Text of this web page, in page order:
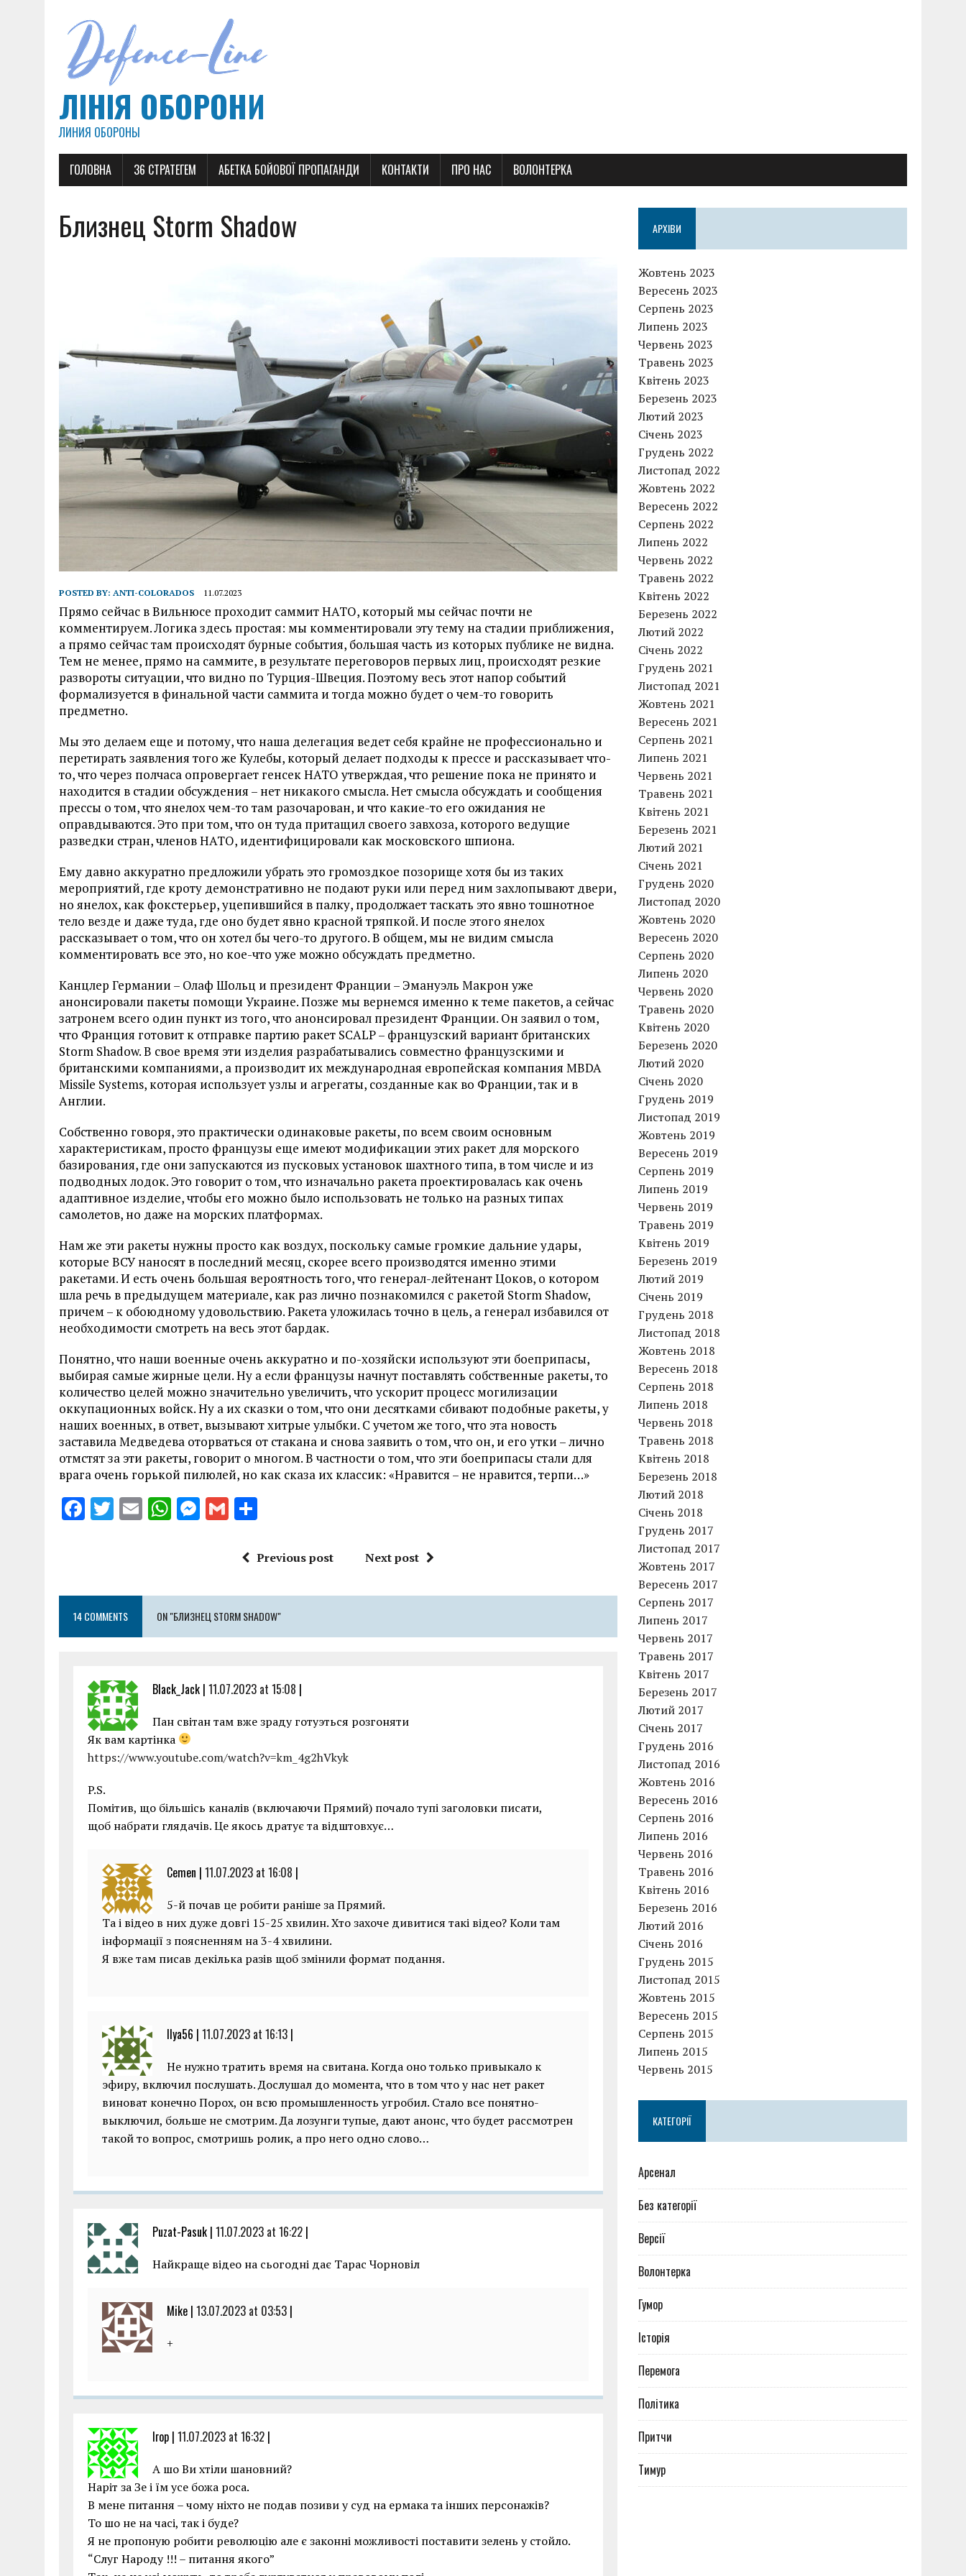
ЛІНІЯ ОБОРОНИ
ЛИНИЯ ОБОРОНЫ
ГОЛОВНА 36 СТРАТЕГЕМ АБЕТКА БОЙОВОЇ ПРОПАГАНДИ КОНТАКТИ ПРО НАС ВОЛОНТЕРКА
Близнец Storm Shadow
POSTED BY: ANTI-COLORADOS 11.07.2023
Прямо сейчас в Вильнюсе проходит саммит НАТО, который мы сейчас почти не
комментируем. Логика здесь простая: мы комментировали эту тему на стадии приближения,
а прямо сейчас там происходят бурные события, большая часть из которых публике не видна.
Тем не менее, прямо на саммите, в результате переговоров первых лиц, происходят резкие
развороты ситуации, что видно по Турция-Швеция. Поэтому весь этот напор событий
формализуется в финальной части саммита и тогда можно будет о чем-то говорить
предметно.
Мы это делаем еще и потому, что наша делегация ведет себя крайне не профессионально и
перетирать заявления того же Кулебы, который делает подходы к прессе и рассказывает что-
то, что через полчаса опровергает генсек НАТО утверждая, что решение пока не принято и
находится в стадии обсуждения – нет никакого смысла. Нет смысла обсуждать и сообщения
прессы о том, что янелох чем-то там разочарован, и что какие-то его ожидания не
оправдываются. Это при том, что он туда притащил своего завхоза, которого ведущие
разведки стран, членов НАТО, идентифицировали как московского шпиона.
Ему давно аккуратно предложили убрать это громоздкое позорище хотя бы из таких
мероприятий, где кроту демонстративно не подают руки или перед ним захлопывают двери,
но янелох, как фокстерьер, уцепившийся в палку, продолжает таскать это явно тошнотное
тело везде и даже туда, где оно будет явно красной тряпкой. И после этого янелох
рассказывает о том, что он хотел бы чего-то другого. В общем, мы не видим смысла
комментировать все это, но кое-что уже можно обсуждать предметно.
Канцлер Германии – Олаф Шольц и президент Франции – Эмануэль Макрон уже
анонсировали пакеты помощи Украине. Позже мы вернемся именно к теме пакетов, а сейчас
затронем всего один пункт из того, что анонсировал президент Франции. Он заявил о том,
что Франция готовит к отправке партию ракет SCALP – французский вариант британских
Storm Shadow. В свое время эти изделия разрабатывались совместно французскими и
британскими компаниями, а производит их международная европейская компания MBDA
Missile Systems, которая использует узлы и агрегаты, созданные как во Франции, так и в
Англии.
Собственно говоря, это практически одинаковые ракеты, по всем своим основным
характеристикам, просто французы еще имеют модификации этих ракет для морского
базирования, где они запускаются из пусковых установок шахтного типа, в том числе и из
подводных лодок. Это говорит о том, что изначально ракета проектировалась как очень
адаптивное изделие, чтобы его можно было использовать не только на разных типах
самолетов, но даже на морских платформах.
Нам же эти ракеты нужны просто как воздух, поскольку самые громкие дальние удары,
которые ВСУ наносят в последний месяц, скорее всего производятся именно этими
ракетами. И есть очень большая вероятность того, что генерал-лейтенант Цоков, о котором
шла речь в предыдущем материале, как раз лично познакомился с ракетой Storm Shadow,
причем – к обоюдному удовольствию. Ракета уложилась точно в цель, а генерал избавился от
необходимости смотреть на весь этот бардак.
Понятно, что наши военные очень аккуратно и по-хозяйски используют эти боеприпасы,
выбирая самые жирные цели. Ну а если французы начнут поставлять собственные ракеты, то
количество целей можно значительно увеличить, что ускорит процесс могилизации
оккупационных войск. Ну а их сказки о том, что они десятками сбивают подобные ракеты, у
наших военных, в ответ, вызывают хитрые улыбки. С учетом же того, что эта новость
заставила Медведева оторваться от стакана и снова заявить о том, что он, и его утки – лично
отмстят за эти ракеты, говорит о многом. В частности о том, что эти боеприпасы стали для
врага очень горькой пилюлей, но как сказа их классик: «Нравится – не нравится, терпи…»
F
o
o
k
T
r
E W
A
p
p
M
g
er
G
ai a
Previous post Next post
14 COMMENTS ON "БЛИЗНЕЦ STORM SHADOW"
Black_Jack | 11.07.2023 at 15:08 |
Пан світан там вже зраду готуэться розгоняти
Як вам картінка
https://www.youtube.com/watch?v=km_4g2hVkyk
P.S.
Помітив, що більшісь каналів (включаючи Прямий) почало тупі заголовки писати,
щоб набрати глядачів. Це якось дратує та відштовхує…
Cemen | 11.07.2023 at 16:08 |
5-й почав це робити раніше за Прямий.
Та і відео в них дуже довгі 15-25 хвилин. Хто захоче дивитися такі відео? Коли там
інформації з поясненням на 3-4 хвилини.
Я вже там писав декілька разів щоб змінили формат подання.
Ilya56 | 11.07.2023 at 16:13 |
Не нужно тратить время на свитана. Когда оно только привыкало к
эфиру, включил послушать. Дослушал до момента, что в том что у нас нет ракет
виноват конечно Порох, он всю промышленность угробил. Стало все понятно-
выключил, больше не смотрим. Да лозунги тупые, дают анонс, что будет рассмотрен
такой то вопрос, смотришь ролик, а про него одно слово…
Puzat-Pasuk | 11.07.2023 at 16:22 |
Найкраще відео на сьогодні дає Тарас Чорновіл
Mike | 13.07.2023 at 03:53 |
+
Ігор | 11.07.2023 at 16:32 |
А шо Ви хтіли шановний?
Наріт за Зе і їм усе божа роса.
В мене питання – чому ніхто не подав позиви у суд на ермака та інших персонажів?
То шо не на часі, так і буде?
Я не пропоную робити революцію але є законні можливості поставити зелень у стойло.
“Слуг Народу !!! – питання якого”
АРХІВИ
Жовтень 2023
Вересень 2023
Серпень 2023
Липень 2023
Червень 2023
Травень 2023
Квітень 2023
Березень 2023
Лютий 2023
Січень 2023
Грудень 2022
Листопад 2022
Жовтень 2022
Вересень 2022
Серпень 2022
Липень 2022
Червень 2022
Травень 2022
Квітень 2022
Березень 2022
Лютий 2022
Січень 2022
Грудень 2021
Листопад 2021
Жовтень 2021
Вересень 2021
Серпень 2021
Липень 2021
Червень 2021
Травень 2021
Квітень 2021
Березень 2021
Лютий 2021
Січень 2021
Грудень 2020
Листопад 2020
Жовтень 2020
Вересень 2020
Серпень 2020
Липень 2020
Червень 2020
Травень 2020
Квітень 2020
Березень 2020
Лютий 2020
Січень 2020
Грудень 2019
Листопад 2019
Жовтень 2019
Вересень 2019
Серпень 2019
Липень 2019
Червень 2019
Травень 2019
Квітень 2019
Березень 2019
Лютий 2019
Січень 2019
Грудень 2018
Листопад 2018
Жовтень 2018
Вересень 2018
Серпень 2018
Липень 2018
Червень 2018
Травень 2018
Квітень 2018
Березень 2018
Лютий 2018
Січень 2018
Грудень 2017
Листопад 2017
Жовтень 2017
Вересень 2017
Серпень 2017
Липень 2017
Червень 2017
Травень 2017
Квітень 2017
Березень 2017
Лютий 2017
Січень 2017
Грудень 2016
Листопад 2016
Жовтень 2016
Вересень 2016
Серпень 2016
Липень 2016
Червень 2016
Травень 2016
Квітень 2016
Березень 2016
Лютий 2016
Січень 2016
Грудень 2015
Листопад 2015
Жовтень 2015
Вересень 2015
Серпень 2015
Липень 2015
Червень 2015
КАТЕГОРІЇ
Арсенал
Без категорії
Версії
Волонтерка
Гумор
Історія
Перемога
Політика
Притчи
Тимур